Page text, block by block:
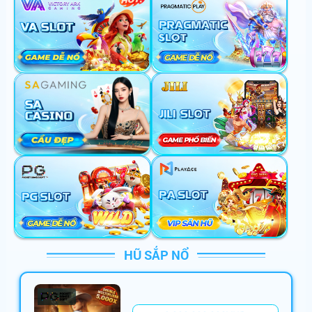
HŨ SẮP NỔ
vi****** +600,000,000VNĐ
mo****** 382,560,000VNĐ
mi****** +186,523,546VNĐ
da****** 150,000,000VNĐ
ma****** + 100,880,000VNĐ
lu****** +164,000,000VNĐ
ta****** 766,000,000VNĐ
mi****** +686,000,000VNĐ
sh****** +250,001,000VNĐ
go****** +286,122,000VNĐ
be****** +99,000,000VNĐ